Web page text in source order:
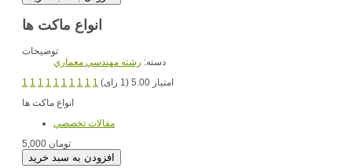
انواع ماکت ها
توضیحات
دسته: رشته مهندسي معماري
1 1 1 1 1 1 1 1 1 1
امتیاز 5.00 (1 رای)
انواع ماکت ها
مقالات تخصصي
5,000 تومان